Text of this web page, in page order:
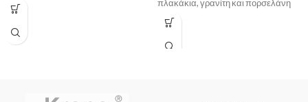
πλακάκια, γρανίτη και πορσελάνη